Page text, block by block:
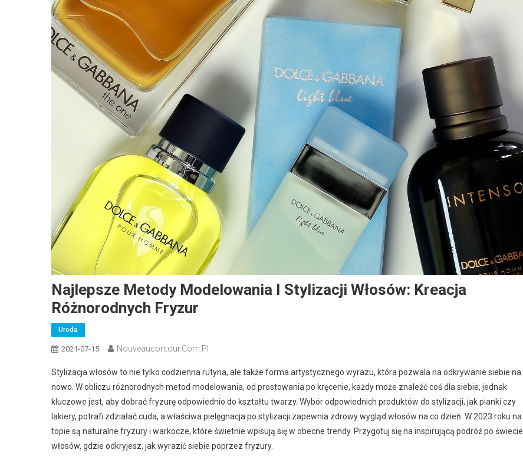
Najlepsze Metody Modelowania I Stylizacji Włosów: Kreacja
Różnorodnych Fryzur
Uroda
2021-07-15 Nouveaucontour.com.pl
Stylizacja włosów to nie tylko codzienna rutyna, ale także forma artystycznego wyrazu, która pozwala na odkrywanie siebie na
nowo. W obliczu różnorodnych metod modelowania, od prostowania po kręcenie, każdy może znaleźć coś dla siebie, jednak
kluczowe jest, aby dobrać fryzurę odpowiednio do kształtu twarzy. Wybór odpowiednich produktów do stylizacji, jak pianki czy
lakiery, potrafi zdziałać cuda, a właściwa pielęgnacja po stylizacji zapewnia zdrowy wygląd włosów na co dzień. W 2023 roku na
topie są naturalne fryzury i warkocze, które świetnie wpisują się w obecne trendy. Przygotuj się na inspirującą podróż po świecie
włosów, gdzie odkryjesz, jak wyrazić siebie poprzez fryzury.